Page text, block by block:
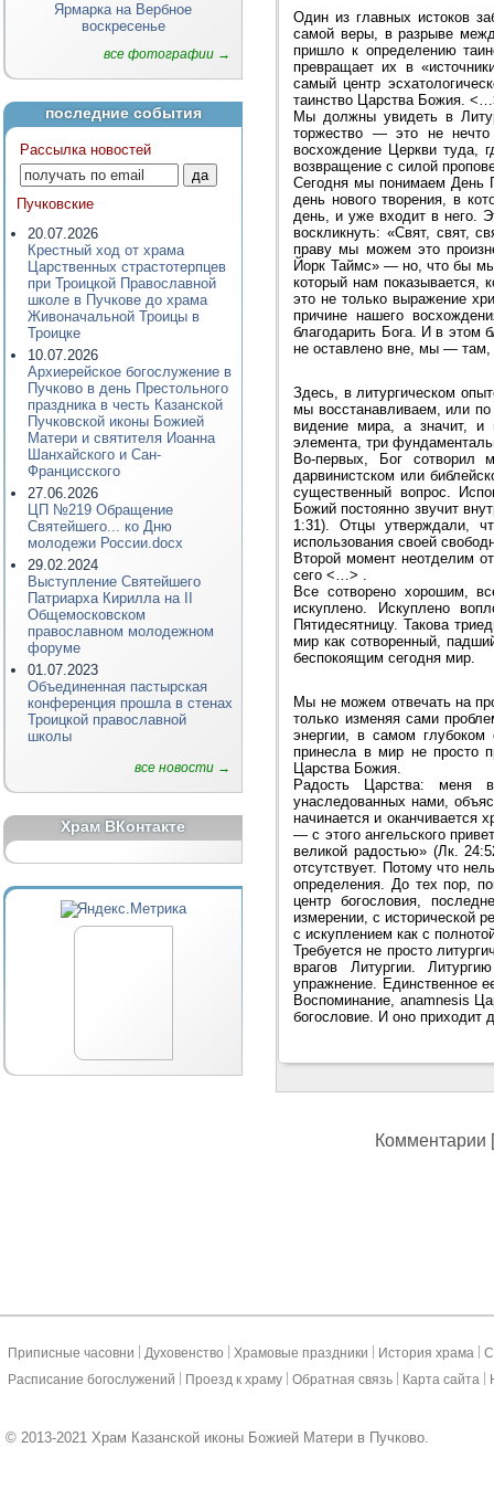
Ярмарка на Вербное
воскресенье
все фотографии →
последние события
Рассылка новостей
Пучковские
20.07.2026
Крестный ход от храма
Царственных страстотерпцев
при Троицкой Православной
школе в Пучкове до храма
Живоначальной Троицы в
Троицке
10.07.2026
Архиерейское богослужение в
Пучково в день Престольного
праздника в честь Казанской
Пучковской иконы Божией
Матери и святителя Иоанна
Шанхайского и Сан-
Францисского
27.06.2026
ЦП №219 Обращение
Святейшего... ко Дню
молодежи России.docx
29.02.2024
Выступление Святейшего
Патриарха Кирилла на II
Общемосковском
православном молодежном
форуме
01.07.2023
Объединенная пастырская
конференция прошла в стенах
Троицкой православной
школы
все новости →
Храм ВКонтакте
Один из главных истоков
самой веры, в разрыве
пришло к определению
превращает их в
самый центр
таинство Царства Божия.
Мы должны увидеть в
торжество — это не нечто
восхождение Церкви туда,
возвращение с силой
Сегодня мы понимаем День
день нового творения, в
день, и уже входит в него.
воскликнуть: «Свят, свят,
праву мы можем это
Йорк Таймс» — но, что бы
который нам
это не только выражение
причине нашего
благодарить Бога. И в этом
не оставлено вне, мы — там,
Здесь, в литургическом
мы восстанавливаем, или по
видение мира, а значит, и
элемента, три
Во-первых, Бог
дарвинистском или
существенный вопрос.
Божий постоянно звучит
1:31). Отцы утверждали,
использования своей
Второй момент неотделим
сего <…> .
Все сотворено хорошим,
искуплено. Искуплено
Пятидесятницу. Такова
мир как сотворенный,
беспокоящим сегодня мир.
Мы не можем отвечать на
только изменяя сами
энергии, в самом
принесла в мир не просто
Царства Божия.
Радость Царства: меня
унаследованных нами,
начинается и оканчивается
— с этого ангельского
великой радостью» (Лк.
отсутствует. Потому что
определения. До тех пор,
центр богословия,
измерении, с исторической
с искуплением как с
Требуется не просто
врагов Литургии.
упражнение. Единственное
Воспоминание, anamnesis
богословие. И оно приходит
Комментарии
Приписные часовни Духовенство Храмовые праздники История храма
Расписание богослужений
Проезд к храму Обратная связь Карта сайта
© 2013-2021 Храм Казанской иконы Божией Матери в Пучково.